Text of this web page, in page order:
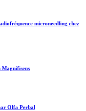
microneedling chez
Olfa Perbal